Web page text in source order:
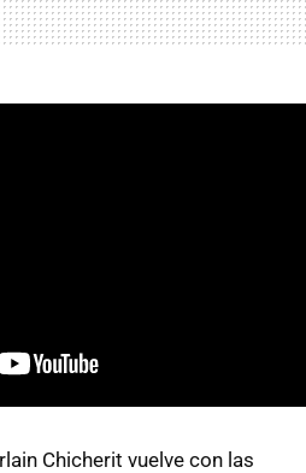
Chicherit vuelve con las